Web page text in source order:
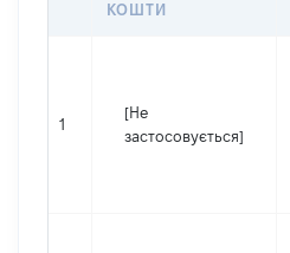
КОШТИ
1
[Не
застосовується]